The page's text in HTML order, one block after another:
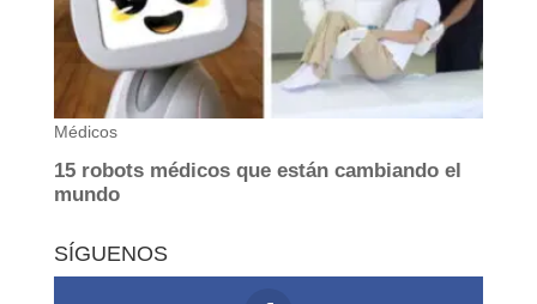
SÍGUENOS